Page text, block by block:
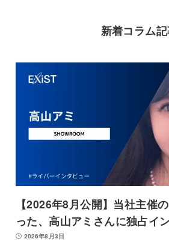
新着コラム
【2026年8月公開】当社主催
った、高山アミさんに独占イ
2026年8月3日